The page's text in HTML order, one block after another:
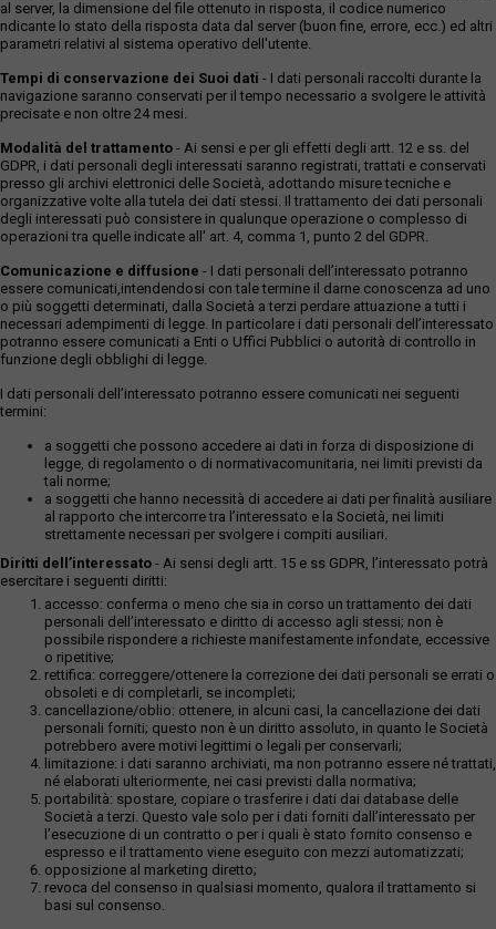
al server, la dimensione del file ottenuto in risposta, il codice numerico
ndicante lo stato della risposta data dal server (buon fine, errore, ecc.) ed altri
parametri relativi al sistema operativo dell'utente.
Tempi di conservazione dei Suoi dati - I dati personali raccolti durante la
navigazione saranno conservati per il tempo necessario a svolgere le attività
precisate e non oltre 24 mesi.
Modalità del trattamento - Ai sensi e per gli effetti degli artt. 12 e ss. del
GDPR, i dati personali degli interessati saranno registrati, trattati e conservati
presso gli archivi elettronici delle Società, adottando misure tecniche e
organizzative volte alla tutela dei dati stessi. Il trattamento dei dati personali
degli interessati può consistere in qualunque operazione o complesso di
operazioni tra quelle indicate all' art. 4, comma 1, punto 2 del GDPR.
Comunicazione e diffusione - I dati personali dell’interessato potranno
essere comunicati,intendendosi con tale termine il darne conoscenza ad uno
o più soggetti determinati, dalla Società a terzi perdare attuazione a tutti i
necessari adempimenti di legge. In particolare i dati personali dell’interessato
potranno essere comunicati a Enti o Uffici Pubblici o autorità di controllo in
funzione degli obblighi di legge.
I dati personali dell’interessato potranno essere comunicati nei seguenti
termini:
a soggetti che possono accedere ai dati in forza di disposizione di
legge, di regolamento o di normativacomunitaria, nei limiti previsti da
tali norme;
a soggetti che hanno necessità di accedere ai dati per finalità ausiliare
al rapporto che intercorre tra l’interessato e la Società, nei limiti
strettamente necessari per svolgere i compiti ausiliari.
Diritti dell’interessato - Ai sensi degli artt. 15 e ss GDPR, l’interessato potrà
esercitare i seguenti diritti:
accesso: conferma o meno che sia in corso un trattamento dei dati
personali dell’interessato e diritto di accesso agli stessi; non è
possibile rispondere a richieste manifestamente infondate, eccessive
o ripetitive;
rettifica: correggere/ottenere la correzione dei dati personali se errati o
obsoleti e di completarli, se incompleti;
cancellazione/oblio: ottenere, in alcuni casi, la cancellazione dei dati
personali forniti; questo non è un diritto assoluto, in quanto le Società
potrebbero avere motivi legittimi o legali per conservarli;
limitazione: i dati saranno archiviati, ma non potranno essere né trattati,
né elaborati ulteriormente, nei casi previsti dalla normativa;
portabilità: spostare, copiare o trasferire i dati dai database delle
Società a terzi. Questo vale solo per i dati forniti dall’interessato per
l’esecuzione di un contratto o per i quali è stato fornito consenso e
espresso e il trattamento viene eseguito con mezzi automatizzati;
opposizione al marketing diretto;
revoca del consenso in qualsiasi momento, qualora il trattamento si
basi sul consenso.